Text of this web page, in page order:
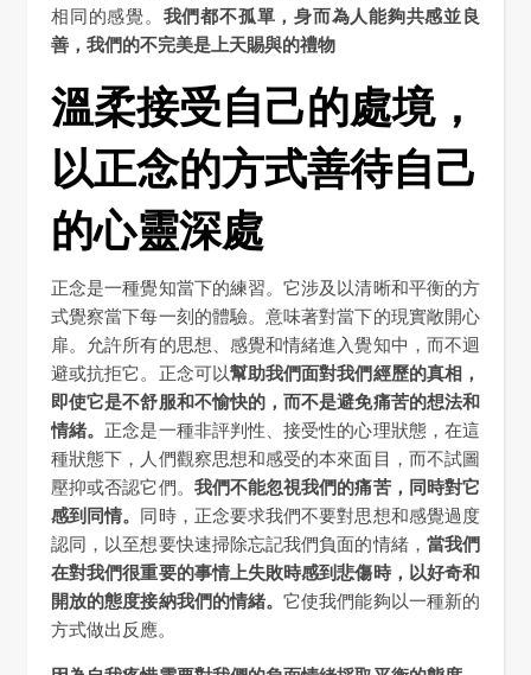
相同的感覺。 我們都不孤單，身而為人能夠共感並良
善，我們的不完美是上天賜與的禮物
溫柔接受自己的處境，
以正念的方式善待自己
的心靈深處
正念是一種覺知當下的練習。它涉及以清晰和平衡的方
式覺察當下每一刻的體驗。意味著對當下的現實敞開心
扉。允許所有的思想、感覺和情緒進入覺知中，而不迴
避或抗拒它。正念可以幫助我們面對我們經歷的真相，
即使它是不舒服和不愉快的，而不是避免痛苦的想法和
情緒。 正念是一種非評判性、接受性的心理狀態，在這
種狀態下，人們觀察思想和感受的本來面目，而不試圖
壓抑或否認它們。 我們不能忽視我們的痛苦，同時對它
感到同情。 同時，正念要求我們不要對思想和感覺過度
認同，以至想要快速掃除忘記我們負面的情緒， 當我們
在對我們很重要的事情上失敗時感到悲傷時，以好奇和
開放的態度接納我們的情緒。它使我們能夠以一種新的
方式做出反應。